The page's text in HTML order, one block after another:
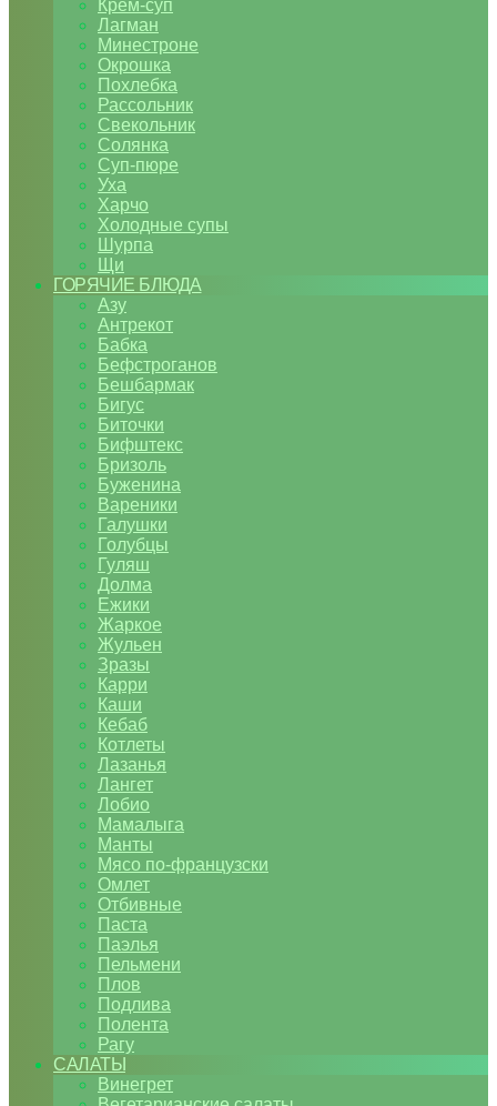
Крем-суп
Лагман
Минестроне
Окрошка
Похлебка
Рассольник
Свекольник
Солянка
Суп-пюре
Уха
Харчо
Холодные супы
Шурпа
Щи
ГОРЯЧИЕ БЛЮДА
Азу
Антрекот
Бабка
Бефстроганов
Бешбармак
Бигус
Биточки
Бифштекс
Бризоль
Буженина
Вареники
Галушки
Голубцы
Гуляш
Долма
Ежики
Жаркое
Жульен
Зразы
Карри
Каши
Кебаб
Котлеты
Лазанья
Лангет
Лобио
Мамалыга
Манты
Мясо по-французски
Омлет
Отбивные
Паста
Паэлья
Пельмени
Плов
Подлива
Полента
Рагу
САЛАТЫ
Винегрет